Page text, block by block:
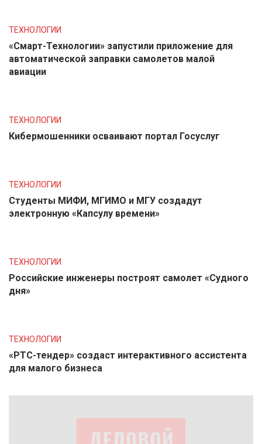
ТЕХНОЛОГИИ
«Смарт-Технологии» запустили приложение для
автоматической заправки самолетов малой
авиации
ТЕХНОЛОГИИ
Кибермошенники осваивают портал Госуслуг
ТЕХНОЛОГИИ
Студенты МИФИ, МГИМО и МГУ создадут
электронную «Капсулу времени»
ТЕХНОЛОГИИ
Российские инженеры построят самолет «Судного
дня»
ТЕХНОЛОГИИ
«РТС-тендер» создаст интерактивного ассистента
для малого бизнеса